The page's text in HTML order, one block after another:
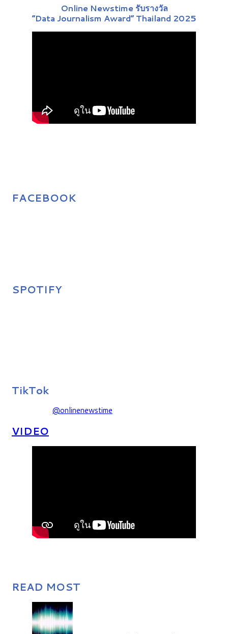
Online Newstime รับรางวัล
“Data Journalism Award” Thailand 2025
FACEBOOK
SPOTIFY
TikTok
@onlinenewstime
VIDEO
READ MOST